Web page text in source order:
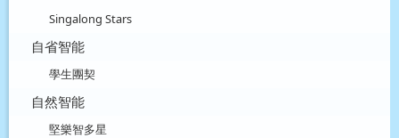
Singalong Stars
自省智能
學生團契
自然智能
堅樂智多星